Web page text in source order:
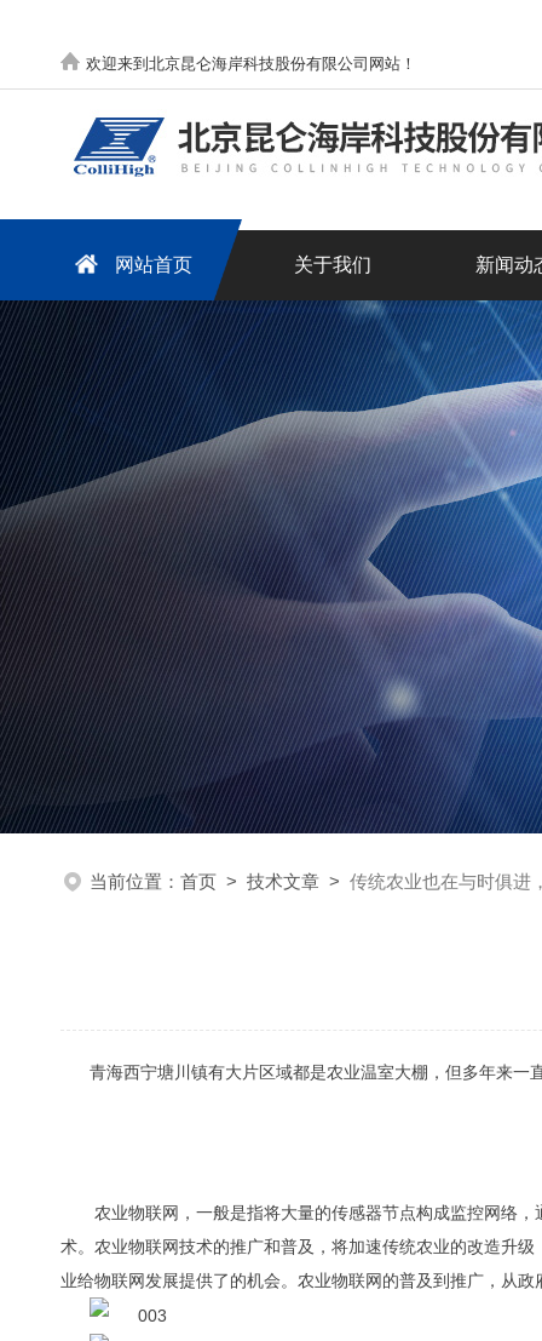
欢迎来到北京昆仑海岸科技股份有限公司网站！
网站首页 关于我们 新闻动
当前位置： 首页 > 技术文章 > 传统农业也在与时俱进
青海西宁塘川镇有大片区域都是农业温室大棚，但多年来
农业物联网，一般是指将大量的传感器节点构成监控网络
术。农业物联网技术的推广和普及，将加速传统农业的改造升
业给物联网发展提供了的机会。农业物联网的普及到推广，从